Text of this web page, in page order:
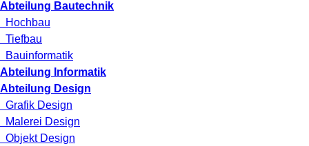
Abteilung Bautechnik
Hochbau
Tiefbau
Bauinformatik
Abteilung Informatik
Abteilung Design
Grafik Design
Malerei Design
Objekt Design